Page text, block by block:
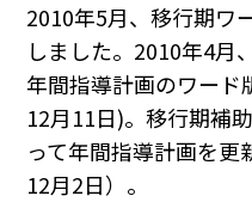
2010年5月、移行期ワ
しました。2010年4月
年間指導計画のワード
12月11日)。移行期補
って年間指導計画を更
12月2日）。